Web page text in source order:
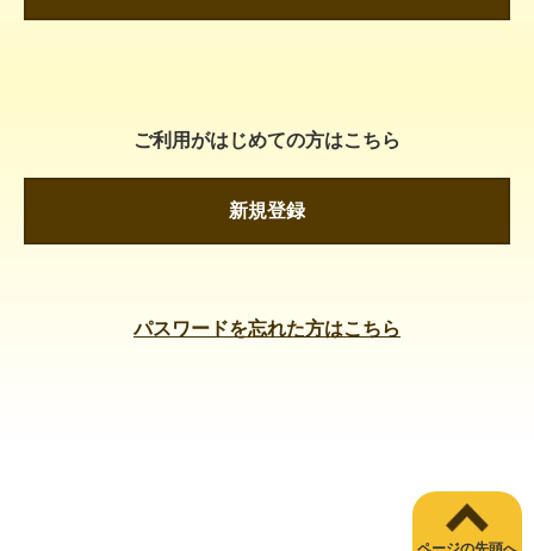
ご利用がはじめての方はこちら
新規登録
パスワードを忘れた方はこちら